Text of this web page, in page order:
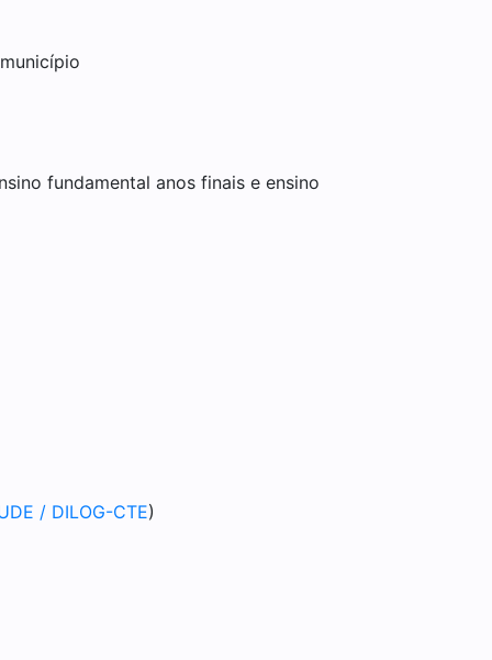
fundamental anos finais e ensino
/ DILOG-CTE)